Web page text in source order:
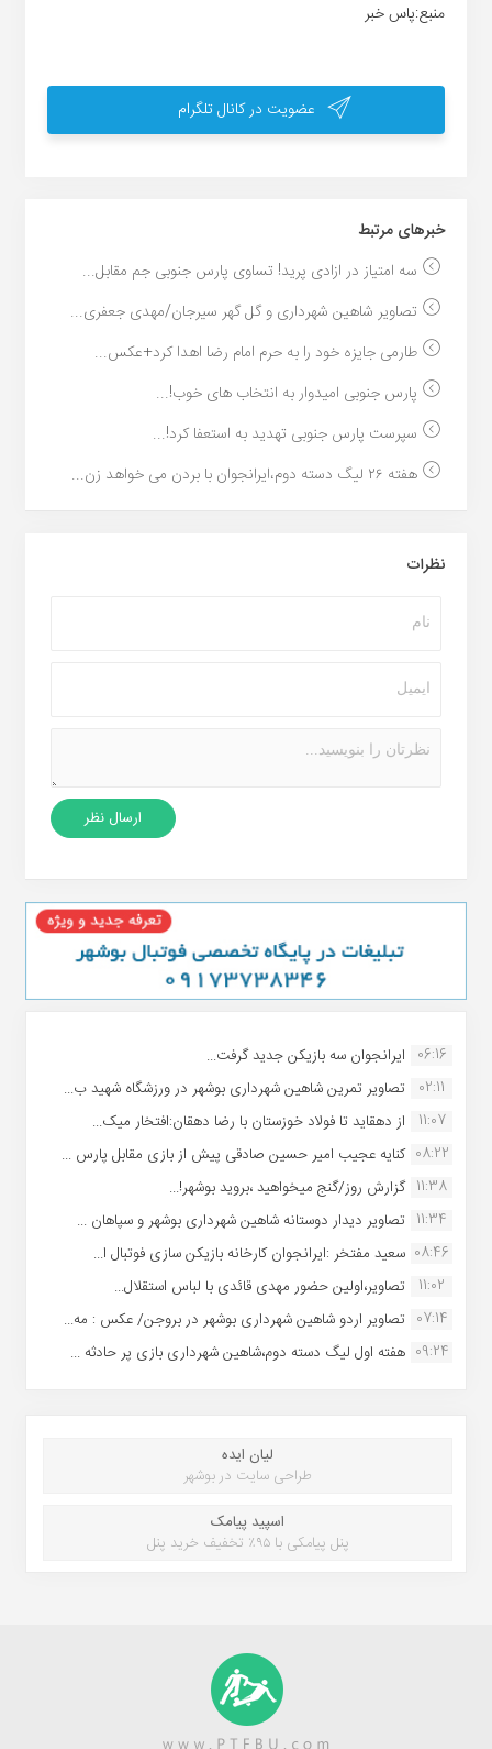
منبع:پاس خبر
عضویت در کانال تلگرام
خبر‌های مرتبط
سه امتیاز در ازادی پرید! تساوی پارس جنوبی جم مقابل...
تصاویر شاهین شهرداری و گل گهر سیرجان/مهدی جعفری...
طارمی جایزه خود را به حرم امام رضا اهدا کرد+عکس...
پارس جنوبی امیدوار به انتخاب های خوب!...
سپرست پارس جنوبی تهدید به استعفا کرد!...
هفته ۲۶ لیگ دسته دوم،ایرانجوان با بردن می خواهد زن...
نظرات
06:16 ایرانجوان سه بازیکن جدید گرفت...
02:11
تصاویر تمرین شاهین شهردارى بوشهر در ورزشگاه شهید ب...
11:07
از دهقاید تا فولاد خوزستان با رضا دهقان:افتخار میک...
08:22 کنایه عجیب امیر حسین صادقی پیش از بازی مقابل پارس ...
11:38 گزارش روز/گنج میخواهید ،بروید بوشهر!...
11:34 تصاویر دیدار دوستانه شاهین شهردارى بوشهر و سپاهان ...
08:46 سعید مفتخر :ایرانجوان کارخانه بازیکن سازی فوتبال ا...
11:02
تصاویر،اولین حضور مهدی قائدی با لباس استقلال...
07:14 تصاویر اردو شاهین شهرداری بوشهر در بروجن/ عکس : مه...
09:24 هفته اول لیگ دسته دوم،شاهین شهرداری بازی پر حادثه ...
لیان ایده
طراحی سایت در بوشهر
اسپید پیامک
پنل پیامکی با ۹۵٪ تخفیف خرید پنل